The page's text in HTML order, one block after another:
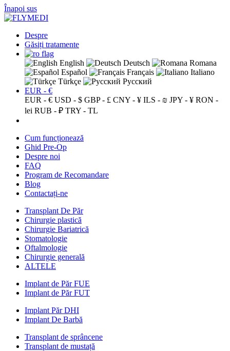
Înapoi sus
Despre
Găsiți tratamente
English Deutsch
Romana
Español
Français
Italiano
Türkçe
Русский
EUR - €
EUR - € USD - $ GBP - £ CNY - ¥ ILS - ₪ JPY - ¥ RON -
lei RUB - ₽ TRY - TL
Cum funcționează
Ghid Pre-Op
Despre noi
FAQ
Program de Recomandare
Blog
Contactați-ne
Transplant De Păr
Chirurgie plastică
Chirurgie Bariatrică
Stomatologie
Oftalmologie
Chirurgie generală
ALTELE
Implant de Păr FUE
Implant de Păr FUT
Implant Păr DHI
Implant De Barbă
Transplant de sprâncene
Transplant de mustață